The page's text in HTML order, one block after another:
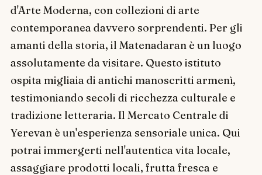
d'Arte Moderna, con collezioni di arte
contemporanea davvero sorprendenti. Per gli
amanti della storia, il Matenadaran è un luogo
assolutamente da visitare. Questo istituto
ospita migliaia di antichi manoscritti armenì,
testimoniando secoli di ricchezza culturale e
tradizione letteraria. Il Mercato Centrale di
Yerevan è un'esperienza sensoriale unica. Qui
potrai immergerti nell'autentica vita locale,
assaggiare prodotti locali, frutta fresca e